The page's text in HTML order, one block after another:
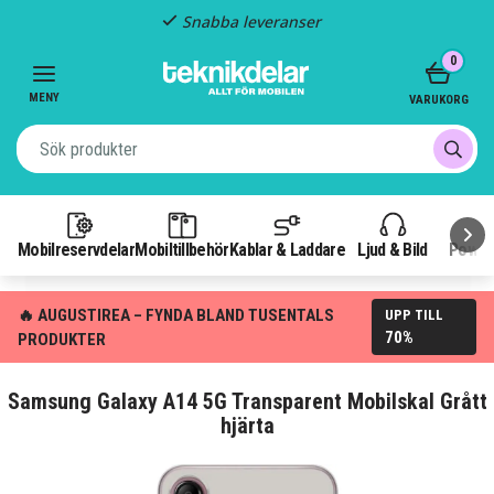
Snabba leveranser
MENY
MobilreservdelarMobiltillbehör Kablar & Laddare Ljud & Bild
0
VARUKORG
🔥 AUGUSTIREA – FYNDA BLAND TUSENTALS
PRODUKTER
UPP TILL
70%
Samsung Galaxy A14 5G Transparent Mobilskal Grått
hjärta